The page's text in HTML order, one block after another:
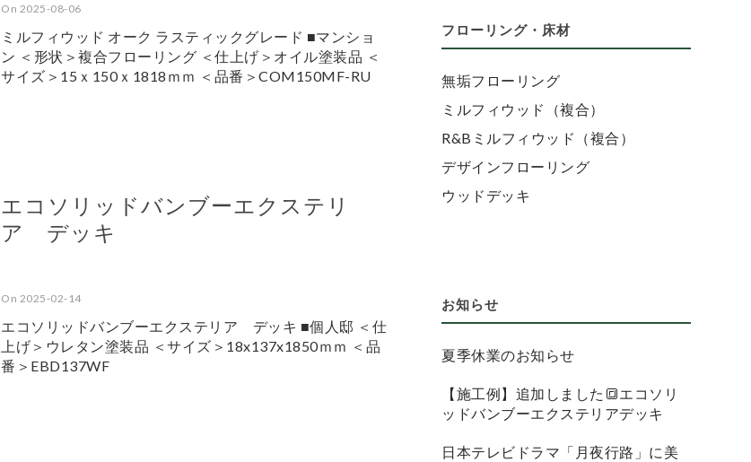
On 2025-08-06
ミルフィウッド オーク ラスティックグレード ■マンショ
ン ＜形状＞複合フローリング ＜仕上げ＞オイル塗装品 ＜
サイズ＞15ｘ150ｘ1818ｍｍ ＜品番＞COM150MF-RU
エコソリッドバンブーエクステリ
ア デッキ
On 2025-02-14
エコソリッドバンブーエクステリア デッキ ■個人邸 ＜仕
上げ＞ウレタン塗装品 ＜サイズ＞18x137x1850ｍｍ ＜品
番＞EBD137WF
フローリング・床材
無垢フローリング
ミルフィウッド（複合）
R&Bミルフィウッド（複合）
デザインフローリング
ウッドデッキ
お知らせ
夏季休業のお知らせ
【施工例】追加しました🔳エコソリ
ッドバンブーエクステリアデッキ
日本テレビドラマ「月夜行路」に美